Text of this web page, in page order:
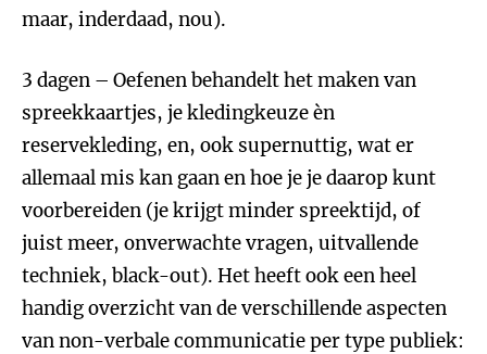
maar, inderdaad, nou).
3 dagen – Oefenen behandelt het maken van
spreekkaartjes, je kledingkeuze èn
reservekleding, en, ook supernuttig, wat er
allemaal mis kan gaan en hoe je je daarop kunt
voorbereiden (je krijgt minder spreektijd, of
juist meer, onverwachte vragen, uitvallende
techniek, black-out). Het heeft ook een heel
handig overzicht van de verschillende aspecten
van non-verbale communicatie per type publiek: